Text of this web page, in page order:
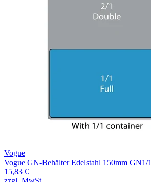
Vogue
Vogue GN-Behälter Edelstahl 150mm GN1/1
15,83 €